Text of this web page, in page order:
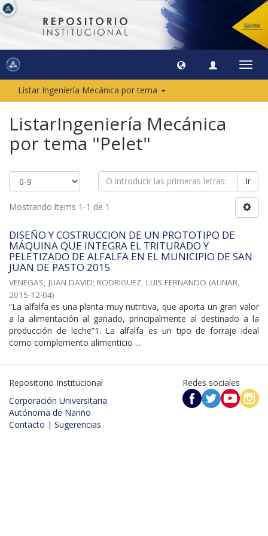
Listar Ingeniería Mecánica por tema
ListarIngeniería Mecánica
por tema "Pelet"
Ir
Mostrando ítems 1-1 de 1
DISEÑO Y COSTRUCCION DE UN PROTOTIPO DE
MÁQUINA QUE INTEGRA EL TRITURADO Y
PELETIZADO DE ALFALFA EN EL MUNICIPIO DE SAN
JUAN DE PASTO 2015
VENEGAS, JUAN DAVID; RODRIGUEZ, LUIS FERNANDO (AUNAR,
2015-12-04)
“La alfalfa es una planta muy nutritiva, que aporta un gran valor
a la alimentación al ganado, principalmente al destinado a la
producción de leche”1. La alfalfa es un tipo de forraje ideal
como complemento alimenticio ...
Repositorio Institucional
Corporación Universitaria
Autónoma de Nariño
Contacto | Sugerencias
Redes sociales